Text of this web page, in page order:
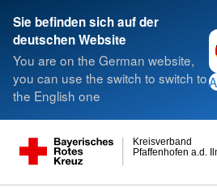
Sie befinden sich auf der
deutschen Website
You are on the German website,
you can use the switch to switch to
the English one
Pfaffenhofen a.d.
Kreisverband